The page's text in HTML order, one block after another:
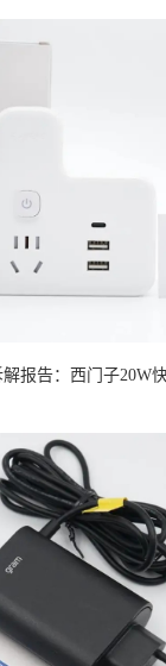
解报告：西门子20W